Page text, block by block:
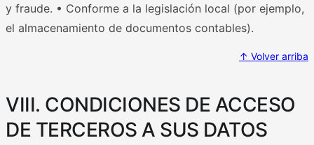
y fraude. • Conforme a la legislación local (por ejemplo,
el almacenamiento de documentos contables).
↑ Volver arriba
VIII. CONDICIONES DE ACCESO
DE TERCEROS A SUS DATOS